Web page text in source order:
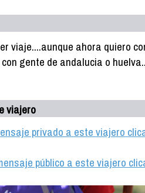
viaje....aunque ahora quiero
gente de andalucia o
viajero
privado a este viajero
público a este viajero